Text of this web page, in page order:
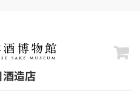
酒造店